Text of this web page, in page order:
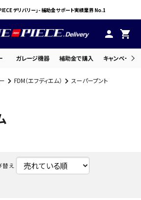
デリバリー」- 補助金サポート実績業界 No.1
person shopping_cart
ガレージ機器 補助金で購入 キャンペーン
person 会員登録
FDM（エフディエム） スーパープント
替え